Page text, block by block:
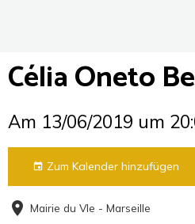
Célia Oneto
Am 13/06/2019 um
Zum Kalender hinzufügen
Mairie du VIe - Marseille